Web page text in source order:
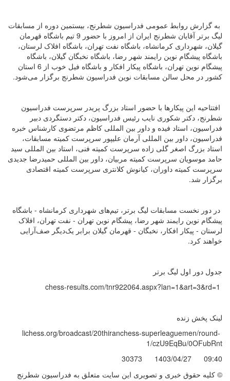
به گزارش روابط عمومی فدراسیون شطرنج، بیستمین دوره از مسابقات
لیگ برتر آقایان شطرنج ایران از امروز با حضور 9 تیم باشگاه قهرمان
گیلان، شهرداری کرمانشاه، باشگاه نفت تهران، باشگاه افلاک لرستان،
باشگاه پیشگام نوین رایمند شهر رضا، باشگاه نخبگان گیلان، باشگاه
پیشگام نوین تهران، باشگاه پیکار افکار و باشگاه فیل خوب از 6 استان
کشور در محل سالن مسابقات نوین فدراسیون شطرنج برگزار می‌شود.
افتتاحیه این پیکارها با حضور استاد بزرگ پریدر سرپرست فدراسیون
شطرنج، دکتر شکوری نایب رئیس فدراسیون، دکتر دستگردی دبیر
فدراسیون، استاد فیده و داور بین المللی کاظم مرتضوی کارشناس خبره
فدراسیون، داور بین المللی آرمان علیپور سرپرست کمیته مسابقات،
استاد بزرگ اصغر گلی زاده سرپرست کمیته فنی، استاد بین المللی سید
حامد موسویان سرپرست کمیته مربیان، داور بین المللی حمیدرضا جدیدی
سرپرست کمیته داوران، کیانوش کلانتری سرپرست کمیته اقتصادی
برگزار شد.
در دور نخست مسابقات لیگ برتر، تیم‌های شهرداری کرمانشاه - باشگاه
پیشگام نوین رایمند شهر رضا، پیشگام نوین تهران - نفت تهران، افلاک
لرستان - پیکار افکار، نخبگان - قهرمان گیلان برابر یک‌دیگر صف‌آرایی
خواهند کرد.
جدول دور اول لیگ برتر
لینک پخش زنده
lichess.org/broadcast/20thiranchess-superleaguemen/round-
1/czU9EqBu/0OFubRnt
09:40
1403/04/27
30373
© کليه حقوق خبری و تصويری اين سايت متعلق به فدراسیون شطرنج